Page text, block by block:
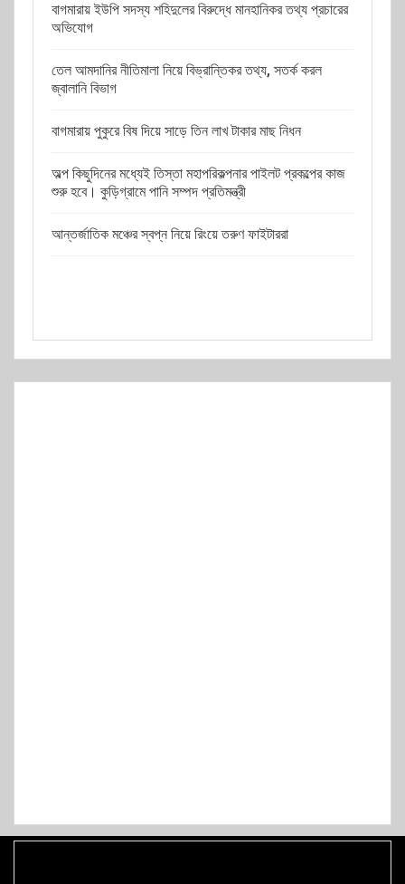
বাগমারায় ইউপি সদস্য শহিদুলের বিরুদ্ধে মানহানিকর তথ্য প্রচারের
অভিযোগ
তেল আমদানির নীতিমালা নিয়ে বিভ্রান্তিকর তথ্য, সতর্ক করল
জ্বালানি বিভাগ
বাগমারায় পুকুরে বিষ দিয়ে সাড়ে তিন লাখ টাকার মাছ নিধন
অল্প কিছুদিনের মধ্যেই তিস্তা মহাপরিকল্পনার পাইলট প্রকল্পের কাজ
শুরু হবে। কুড়িগ্রামে পানি সম্পদ প্রতিমন্ত্রী
আন্তর্জাতিক মঞ্চের স্বপ্ন নিয়ে রিংয়ে তরুণ ফাইটাররা